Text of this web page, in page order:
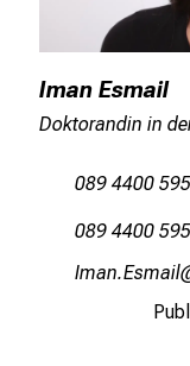
Iman Esmail
Doktorandin in
089 4400
089 4400
EvgueNcvgalJä